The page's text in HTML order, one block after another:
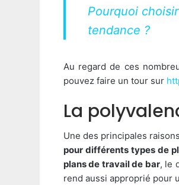
Pourquoi
tendance ?
Au regard de ces
pouvez faire un tour sur
La
Une des principales
pour différents types de
plans de travail de bar, le
rend aussi approprié pour